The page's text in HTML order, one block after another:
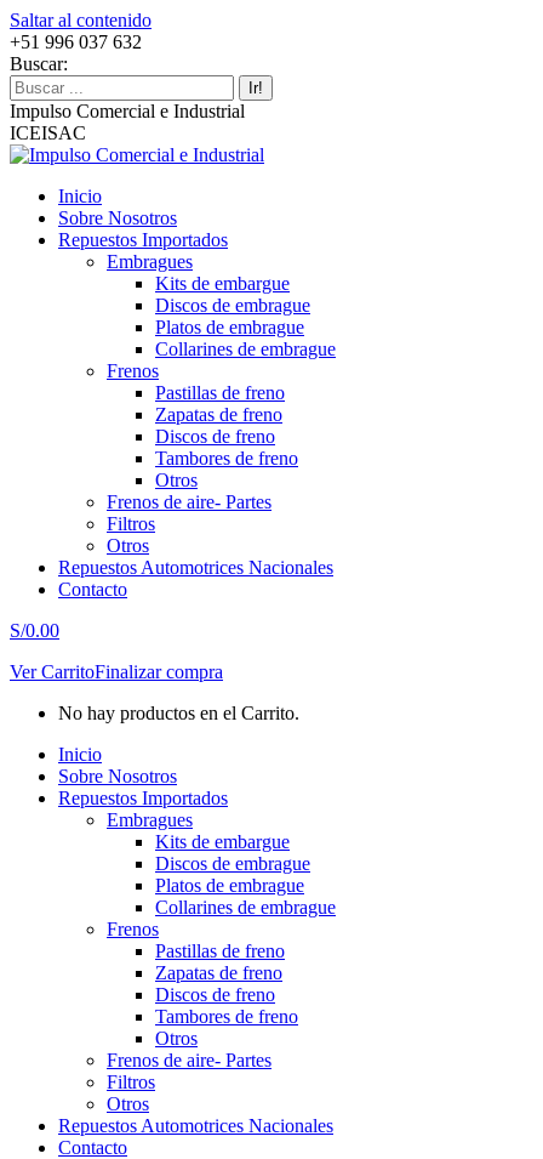
Saltar al contenido
+51 996 037 632
Buscar:
Impulso Comercial e Industrial
ICEISAC
Inicio
Sobre Nosotros
Repuestos Importados
Embragues
Kits de embargue
Discos de embrague
Platos de embrague
Collarines de embrague
Frenos
Pastillas de freno
Zapatas de freno
Discos de freno
Tambores de freno
Otros
Frenos de aire- Partes
Filtros
Otros
Repuestos Automotrices Nacionales
Contacto
S/0.00
Ver CarritoFinalizar compra
No hay productos en el Carrito.
Inicio
Sobre Nosotros
Repuestos Importados
Embragues
Kits de embargue
Discos de embrague
Platos de embrague
Collarines de embrague
Frenos
Pastillas de freno
Zapatas de freno
Discos de freno
Tambores de freno
Otros
Frenos de aire- Partes
Filtros
Otros
Repuestos Automotrices Nacionales
Contacto